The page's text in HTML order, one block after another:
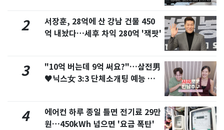
2
서장훈, 28억에 산 강남 건물 450
억 내놨다…세후 차익 280억 '잭팟'
3
"10억 버는데 9억 써요?"…삼전男
♥닉스女 3:3 단체소개팅 예능 화
4
에어컨 하루 종일 틀면 전기료 29만
원…450kWh 넘으면 '요금 폭탄'